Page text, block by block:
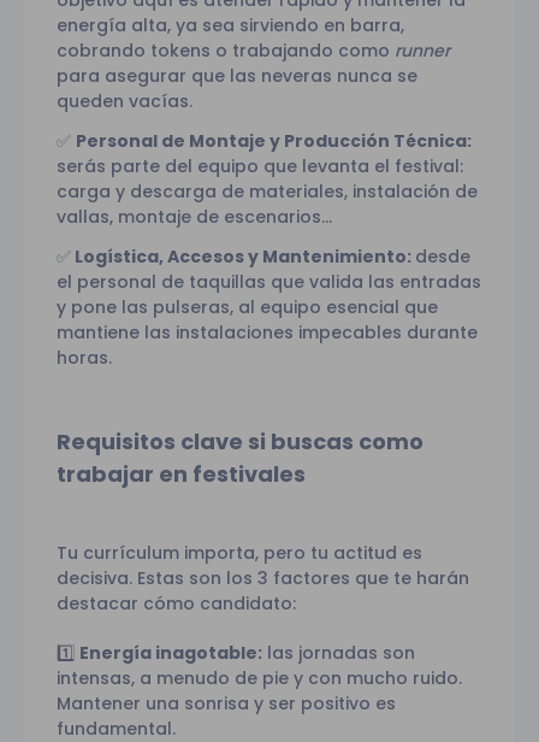
energía alta, ya sea sirviendo en barra,
cobrando tokens o trabajando como runner
para asegurar que las neveras nunca se
queden vacías.
✅ Personal de Montaje y Producción Técnica:
serás parte del equipo que levanta el festival:
carga y descarga de materiales, instalación de
vallas, montaje de escenarios...
✅ Logística, Accesos y Mantenimiento: desde
el personal de taquillas que valida las entradas
y pone las pulseras, al equipo esencial que
mantiene las instalaciones impecables durante
horas.
Requisitos clave si buscas como
trabajar en festivales
Tu currículum importa, pero tu actitud es
decisiva. Estas son los 3 factores que te harán
destacar cómo candidato:
1️⃣ Energía inagotable: las jornadas son
intensas, a menudo de pie y con mucho ruido.
Mantener una sonrisa y ser positivo es
fundamental.